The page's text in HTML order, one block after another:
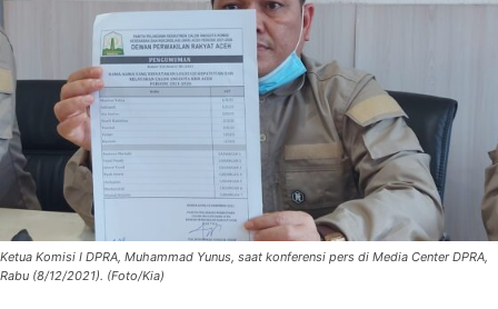
Ketua Komisi I DPRA, Muhammad Yunus, saat konferensi pers di Media Center DPRA,
Rabu (8/12/2021). (Foto/Kia)